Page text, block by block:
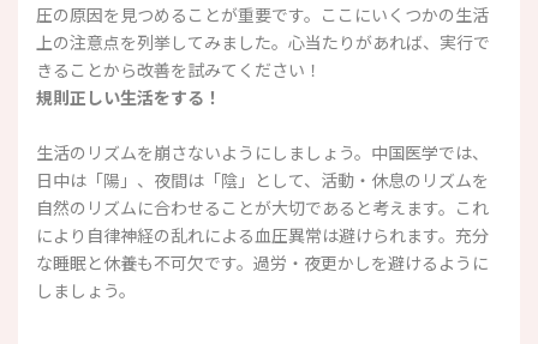
圧の原因を見つめることが重要です。ここにいくつかの生活
上の注意点を列挙してみました。心当たりがあれば、実行で
きることから改善を試みてください！
規則正しい生活をする！
生活のリズムを崩さないようにしましょう。中国医学では、
日中は「陽」、夜間は「陰」として、活動・休息のリズムを
自然のリズムに合わせることが大切であると考えます。これ
により自律神経の乱れによる血圧異常は避けられます。充分
な睡眠と休養も不可欠です。過労・夜更かしを避けるように
しましょう。